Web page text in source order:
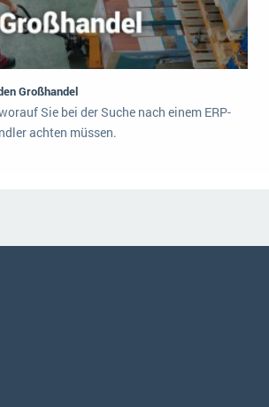
Großhandel
Sie bei der Suche nach einem ERP-
achten müssen.